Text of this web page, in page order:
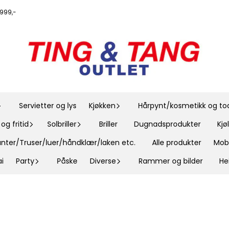
Servietter og lys Kjøkken
Hårpynt/kosmetikk og
fritid Solbriller Briller Dugnadsprodukter
Truser/luer/håndklær/laken etc. Alle produkter
Party Påske Diverse Rammer og bilder